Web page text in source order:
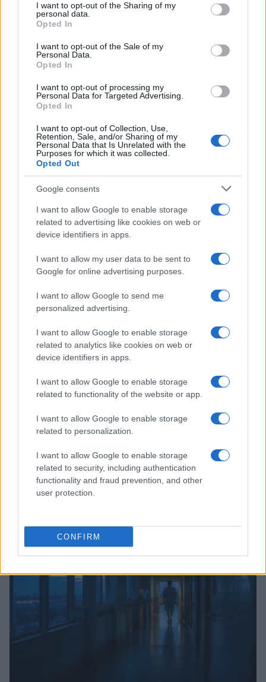
not limited to your visit or usage behaviour. You may click to
grant or deny consent to Google and its third-party tags to
use your data for below specified purposes in below Google
consent section.
I want to opt-out of the Sharing of my
personal data.
Opted In
I want to opt-out of the Sale of my
Personal Data.
Opted In
I want to opt-out of processing my
Personal Data for Targeted Advertising.
Opted In
I want to opt-out of Collection, Use,
Retention, Sale, and/or Sharing of my
Personal Data that Is Unrelated with the
Purposes for which it was collected.
Opted Out
Google consents
I want to allow Google to enable storage
related to advertising like cookies on web or
device identifiers in apps.
I want to allow my user data to be sent to
Google for online advertising purposes.
I want to allow Google to send me
personalized advertising.
I want to allow Google to enable storage
related to analytics like cookies on web or
device identifiers in apps.
I want to allow Google to enable storage
related to functionality of the website or app.
I want to allow Google to enable storage
related to personalization.
I want to allow Google to enable storage
related to security, including authentication
functionality and fraud prevention, and other
user protection.
CONFIRM
Continua a leggere
NEWS
Ariana Grande debutta al primo posto con Petal e
NEWS